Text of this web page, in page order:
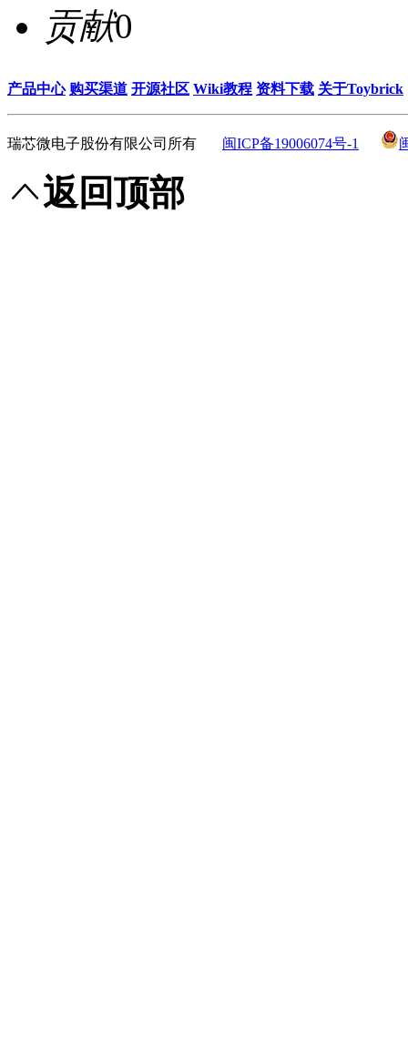
贡献0
产品中心 购买渠道 开源社区 Wiki教程 资料下载 关于Toybrick
瑞芯微电子股份有限公司所有 闽ICP备19006074号-1
返回顶部